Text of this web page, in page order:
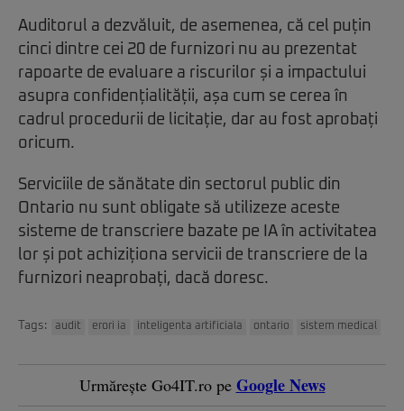
Auditorul a dezvăluit, de asemenea, că cel puțin
cinci dintre cei 20 de furnizori nu au prezentat
rapoarte de evaluare a riscurilor și a impactului
asupra confidențialității, așa cum se cerea în
cadrul procedurii de licitație, dar au fost aprobați
oricum.
Serviciile de sănătate din sectorul public din
Ontario nu sunt obligate să utilizeze aceste
sisteme de transcriere bazate pe IA în activitatea
lor și pot achiziționa servicii de transcriere de la
furnizori neaprobați, dacă doresc.
Tags: audit erori ia inteligenta artificiala ontario sistem medical
Urmărește Go4IT.ro pe Google News